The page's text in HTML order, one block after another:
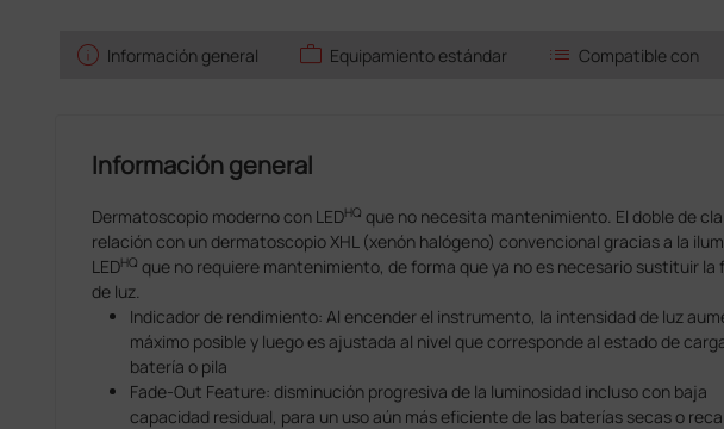
info Información general work Equipamiento estándar list Compatible con
Información general
Dermatoscopio moderno con LEDHQ que no necesita mantenimiento. El doble de
relación con un dermatoscopio XHL (xenón halógeno) convencional gracias a la
LEDHQ que no requiere mantenimiento, de forma que ya no es necesario sustituir la
de luz.
Indicador de rendimiento: Al encender el instrumento, la intensidad de luz
máximo posible y luego es ajustada al nivel que corresponde al estado de
batería o pila
Fade-Out Feature: disminución progresiva de la luminosidad incluso con baja
capacidad residual, para un uso aún más eficiente de las baterías secas o